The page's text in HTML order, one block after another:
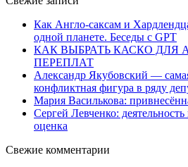
Как Англо-саксам и
одной планете. Беседы с GPT
КАК ВЫБРАТЬ КАСКО ДЛЯ
ПЕРЕПЛАТ
Александр Якубовский —
конфликтная фигура в ряду
Мария Василькова:
Сергей Левченко:
оценка
Свежие комментарии